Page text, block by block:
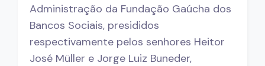
Administração da Fundação Gaúcha dos
Bancos Sociais, presididos
respectivamente pelos senhores Heitor
José Müller e Jorge Luiz Buneder,